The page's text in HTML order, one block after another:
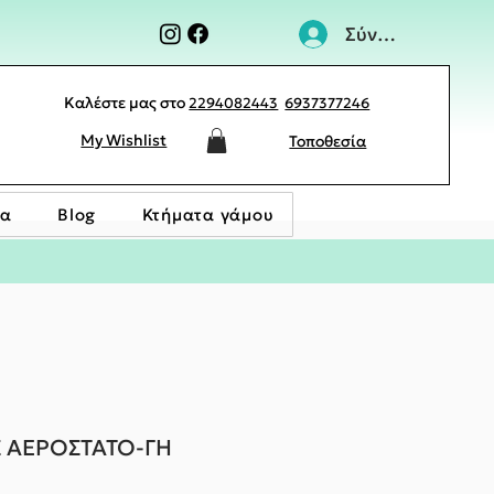
Σύνδεση
Καλέστε μας στο2294082443 6937377246
My Wishlist Τοποθεσία
Blog Κτήματα γάμου
ΑΕΡΟΣΤΑΤΟ-ΓΗ